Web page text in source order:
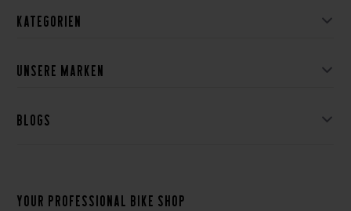
Kategorien
Unsere Marken
Blogs
Your professional bike shop